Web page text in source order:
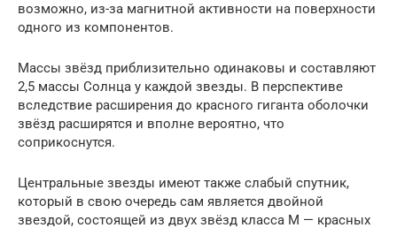
возможно, из-за магнитной активности на поверхности
одного из компонентов.
Массы звёзд приблизительно одинаковы и составляют
2,5 массы Солнца у каждой звезды. В перспективе
вследствие расширения до красного гиганта оболочки
звёзд расширятся и вполне вероятно, что
соприкоснутся.
Центральные звезды имеют также слабый спутник,
который в свою очередь сам является двойной
звездой, состоящей из двух звёзд класса M — красных